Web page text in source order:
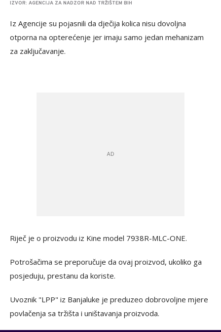
IZVOR: AGENCIJA ZA NADZOR NAD TRŽIŠTEM BIH
Iz Agencije su pojasnili da dječija kolica nisu dovoljna
otporna na opterećenje jer imaju samo jedan mehanizam
za zaključavanje.
Riječ je o proizvodu iz Kine model 7938R-MLC-ONE.
Potrošačima se preporučuje da ovaj proizvod, ukoliko ga
posjeduju, prestanu da koriste.
Uvoznik "LPP" iz Banjaluke je preduzeo dobrovoljne mjere
povlačenja sa tržišta i uništavanja proizvoda.